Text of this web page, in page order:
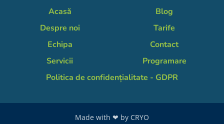
Acasă
Despre noi
Echipa
Servicii
Blog
Tarife
Contact
Programare
Politica de confidențialitate - GDPR
Made with ❤ by CRYO